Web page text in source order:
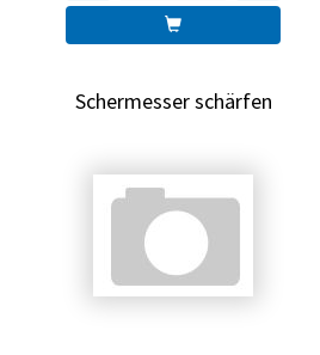
Schermesser schärfen